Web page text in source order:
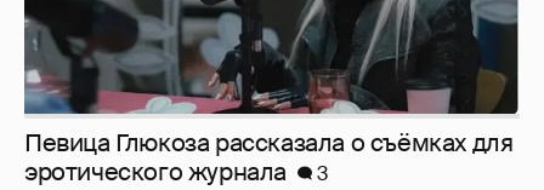
Певица Глюкоза рассказала о съёмках для
эротического журнала
3